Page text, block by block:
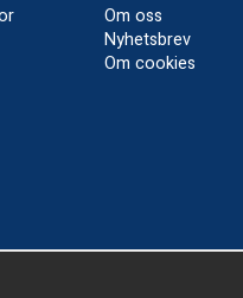
Om oss
Nyhetsbrev
Om cookies